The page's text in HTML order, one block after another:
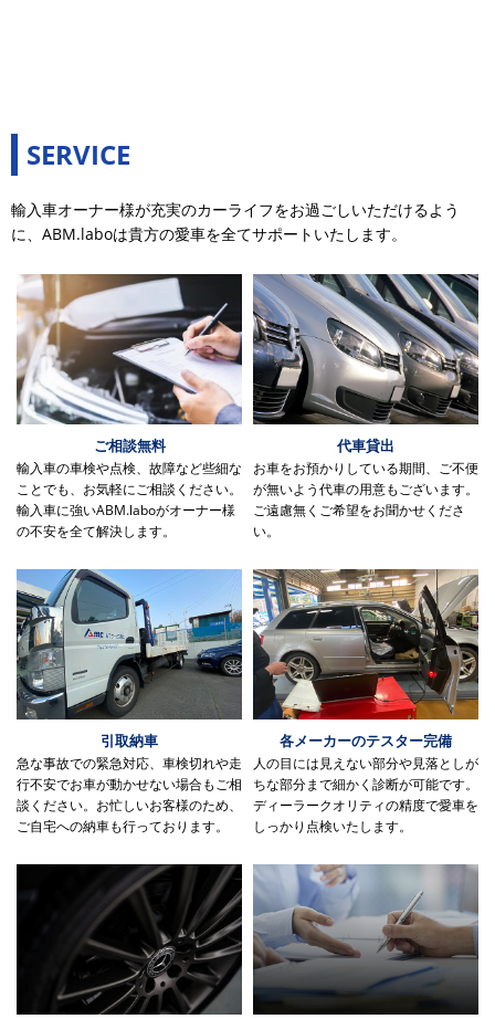
SERVICE
輸入車オーナー様が充実のカーライフをお過ごしいただけるよう
に、ABM.laboは貴方の愛車を全てサポートいたします。
ご相談無料
輸入車の車検や点検、故障など些細な
ことでも、お気軽にご相談ください。
輸入車に強いABM.laboがオーナー様
の不安を全て解決します。
代車貸出
お車をお預かりしている期間、ご不便
が無いよう代車の用意もございます。
ご遠慮無くご希望をお聞かせくださ
い。
引取納車
急な事故での緊急対応、車検切れや走
行不安でお車が動かせない場合もご相
談ください。お忙しいお客様のため、
ご自宅への納車も行っております。
各メーカーのテスター完備
人の目には見えない部分や見落としが
ちな部分まで細かく診断が可能です。
ディーラークオリティの精度で愛車を
しっかり点検いたします。